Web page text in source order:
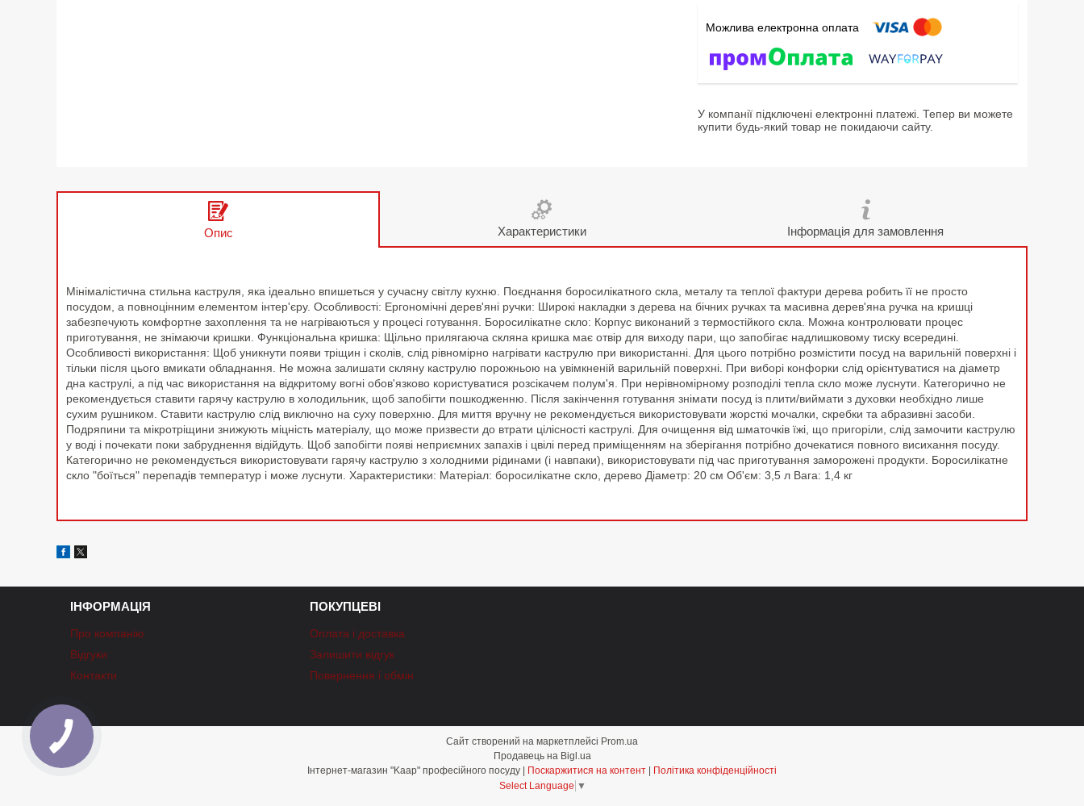
У компанії підключені електронні платежі. Тепер ви можете
купити будь-який товар не покидаючи сайту.
Опис Характеристики Інформація для замовлення
Мінімалістична стильна каструля, яка ідеально впишеться у сучасну світлу кухню. Поєднання боросилікатного скла, металу та теплої фактури дерева робить її не просто
посудом, а повноцінним елементом інтер'єру. Особливості: Ергономічні дерев'яні ручки: Широкі накладки з дерева на бічних ручках та масивна дерев'яна ручка на кришці
забезпечують комфортне захоплення та не нагріваються у процесі готування. Боросилікатне скло: Корпус виконаний з термостійкого скла. Можна контролювати процес
приготування, не знімаючи кришки. Функціональна кришка: Щільно прилягаюча скляна кришка має отвір для виходу пари, що запобігає надлишковому тиску всередині.
Особливості використання: Щоб уникнути появи тріщин і сколів, слід рівномірно нагрівати каструлю при використанні. Для цього потрібно розмістити посуд на варильній поверхні і
тільки після цього вмикати обладнання. Не можна залишати скляну каструлю порожньою на увімкненій варильній поверхні. При виборі конфорки слід орієнтуватися на діаметр
дна каструлі, а під час використання на відкритому вогні обов'язково користуватися розсікачем полум'я. При нерівномірному розподілі тепла скло може луснути. Категорично не
рекомендується ставити гарячу каструлю в холодильник, щоб запобігти пошкодженню. Після закінчення готування знімати посуд із плити/виймати з духовки необхідно лише
сухим рушником. Ставити каструлю слід виключно на суху поверхню. Для миття вручну не рекомендується використовувати жорсткі мочалки, скребки та абразивні засоби.
Подряпини та мікротріщини знижують міцність матеріалу, що може призвести до втрати цілісності каструлі. Для очищення від шматочків їжі, що пригоріли, слід замочити каструлю
у воді і почекати поки забруднення відійдуть. Щоб запобігти появі неприємних запахів і цвілі перед приміщенням на зберігання потрібно дочекатися повного висихання посуду.
Категорично не рекомендується використовувати гарячу каструлю з холодними рідинами (і навпаки), використовувати під час приготування заморожені продукти. Боросилікатне
скло "боїться" перепадів температур і може луснути. Характеристики: Матеріал: боросилікатне скло, дерево Діаметр: 20 см Об'єм: 3,5 л Вага: 1,4 кг
ІНФОРМАЦІЯ
Про компанію
Відгуки
Контакти
ПОКУПЦЕВІ
Оплата і доставка
Залишити відгук
Повернення і обмін
Сайт створений на маркетплейсі Prom.ua
Продавець на Bigl.ua
Поскаржитися на контент
Політика конфіденційності
Select Language ▼